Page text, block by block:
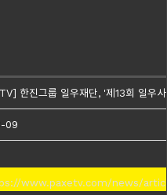
한진그룹 일우재단, '제13회 일우
09
www.paxetv.com/news/